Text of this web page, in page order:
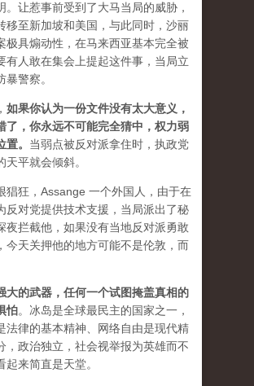
。让惹事前受到了大马当局的威胁，
移至新加坡和美国，与此同时，沙丽
极具煽动性，在马来西亚基本完全被
有人敢在集会上提起这件事，当局立
暴警察。
如果你认为一份文件没有太大意义，
了，你永远不可能完全猜中，权力弱
置。 当弱点被反对派拿住时，执政党
天平就会倾斜。
猖狂，Assange 一个外国人，由于在
反对党提供技术支援，当局派出了秘
夜拦截他，如果没有当地反对派勇敢
今天关押他的地方可能不是伦敦，而
大的武器，任何一个试图掩盖真相的
怕。 冰岛是全球最民主的国家之一，
法律的基本精神、网络自由是现代精
，政治独立，社会视举报为英雄而不
起来简直是天堂。